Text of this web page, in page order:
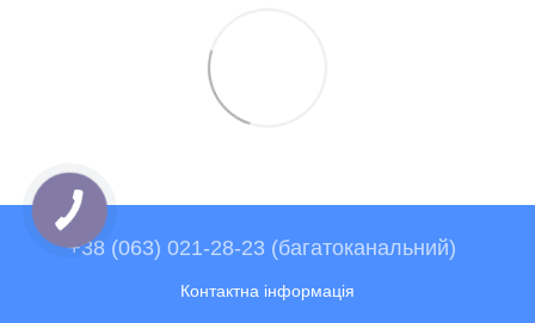
+38 (063) 021-28-23 (багатоканальний)
Контактна інформація